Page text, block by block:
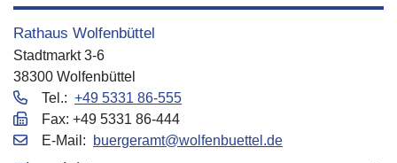
Rathaus Wolfenbüttel
Stadtmarkt 3-6
38300 Wolfenbüttel
Tel.: +49 5331 86-555
Fax: +49 5331 86-444
E‑Mail:
buergeramt@wolfenbuettel.de